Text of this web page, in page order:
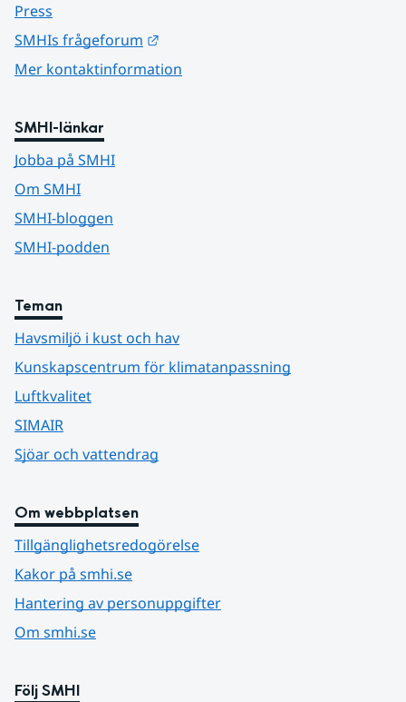
Press
SMHIs frågeforum
Mer kontaktinformation
SMHI-länkar
Jobba på SMHI
Om SMHI
SMHI-bloggen
SMHI-podden
Teman
Havsmiljö i kust och hav
Kunskapscentrum för klimatanpassning
Luftkvalitet
SIMAIR
Sjöar och vattendrag
Om webbplatsen
Tillgänglighetsredogörelse
Kakor på smhi.se
Hantering av personuppgifter
Om smhi.se
Följ SMHI